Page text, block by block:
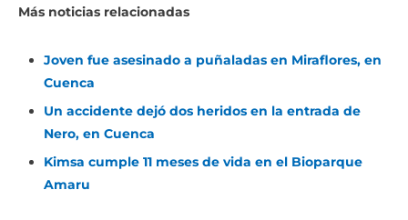
Más noticias relacionadas
Joven fue asesinado a puñaladas en Miraflores, en
Cuenca
Un accidente dejó dos heridos en la entrada de
Nero, en Cuenca
Kimsa cumple 11 meses de vida en el Bioparque
Amaru